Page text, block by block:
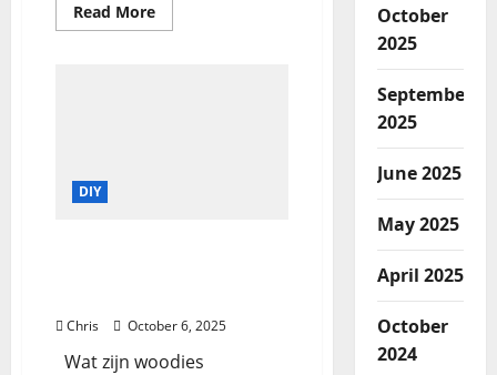
Read More
DIY
Chris October 6, 2025
Wat zijn woodies
October
2025
September
2025
June 2025
May 2025
April 2025
October
2024